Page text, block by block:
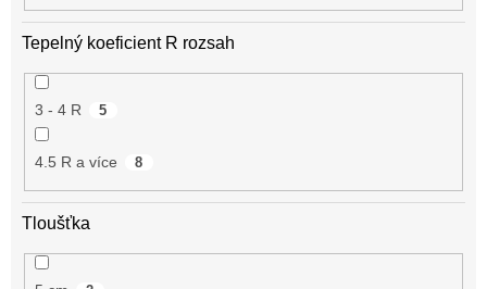
Tepelný koeficient R rozsah
3 - 4 R 5
4.5 R a více 8
Tloušťka